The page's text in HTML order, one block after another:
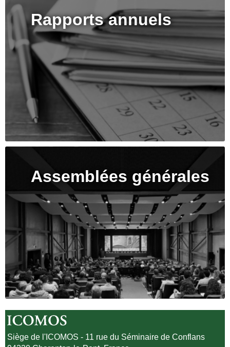
Rapports annuels
Assemblées générales
Siège de l'ICOMOS - 11 rue du Séminaire de Conflans